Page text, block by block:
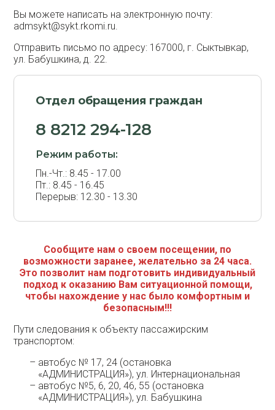
Вы можете написать на электронную почту:
admsykt@sykt.rkomi.ru.
Отправить письмо по адресу: 167000, г. Сыктывкар,
ул. Бабушкина, д. 22.
Отдел обращения граждан
8 8212 294-128
Режим работы:
Пн.-Чт.: 8.45 - 17.00
Пт.: 8.45 - 16.45
Перерыв: 12.30 - 13.30
Сообщите нам о своем посещении, по
возможности заранее, желательно за 24 часа.
Это позволит нам подготовить индивидуальный
подход к оказанию Вам ситуационной помощи,
чтобы нахождение у нас было комфортным и
безопасным!!!
Пути следования к объекту пассажирским
транспортом:
автобус № 17, 24 (остановка
«АДМИНИСТРАЦИЯ»), ул. Интернациональная
автобус №5, 6, 20, 46, 55 (остановка
«АДМИНИСТРАЦИЯ»), ул. Бабушкина